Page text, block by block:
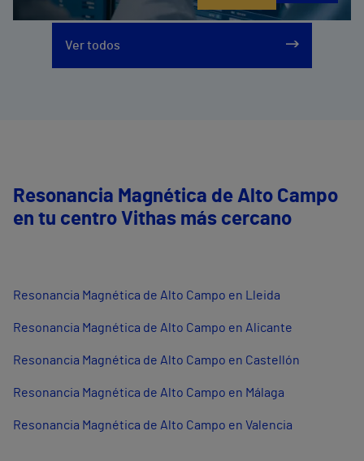
Ver todos
Resonancia Magnética de Alto Campo
en tu centro Vithas más cercano
Resonancia Magnética de Alto Campo en Lleida
Resonancia Magnética de Alto Campo en Alicante
Resonancia Magnética de Alto Campo en Castellón
Resonancia Magnética de Alto Campo en Málaga
Resonancia Magnética de Alto Campo en Valencia